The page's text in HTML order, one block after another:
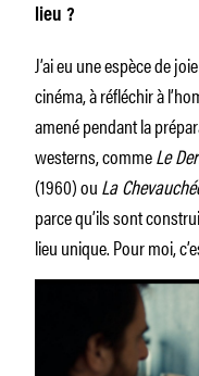
lieu ?
J’ai eu une espèce de
cinéma, à réfléchir à
amené pendant la
westerns, commeLe
(1960) ouLa
parce qu’ils sont
lieu unique. Pour moi,